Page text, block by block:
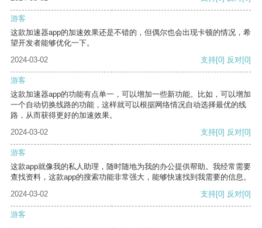
游客
这款加速器app的加速效果还是不错的，但偶尔也会出现卡顿的情况，希
望开发者能够优化一下。
2024-03-02
支持[0] 反对[0]
游客
这款加速器app的功能有点单一，可以增加一些新功能。比如，可以增加
一个自动切换线路的功能，这样就可以根据网络情况自动选择最优的线
路，从而获得更好的加速效果。
2024-03-02
支持[0] 反对[0]
游客
这款app就像我的私人助理，随时随地为我的办公提供帮助。我经常需要
查找资料，这款app的搜索功能非常强大，能够快速找到我需要的信息。
2024-03-02
支持[0] 反对[0]
游客